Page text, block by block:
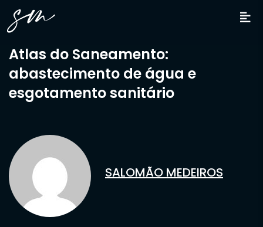
Atlas do Saneamento:
abastecimento de água e
esgotamento sanitário
SALOMÃO MEDEIROS